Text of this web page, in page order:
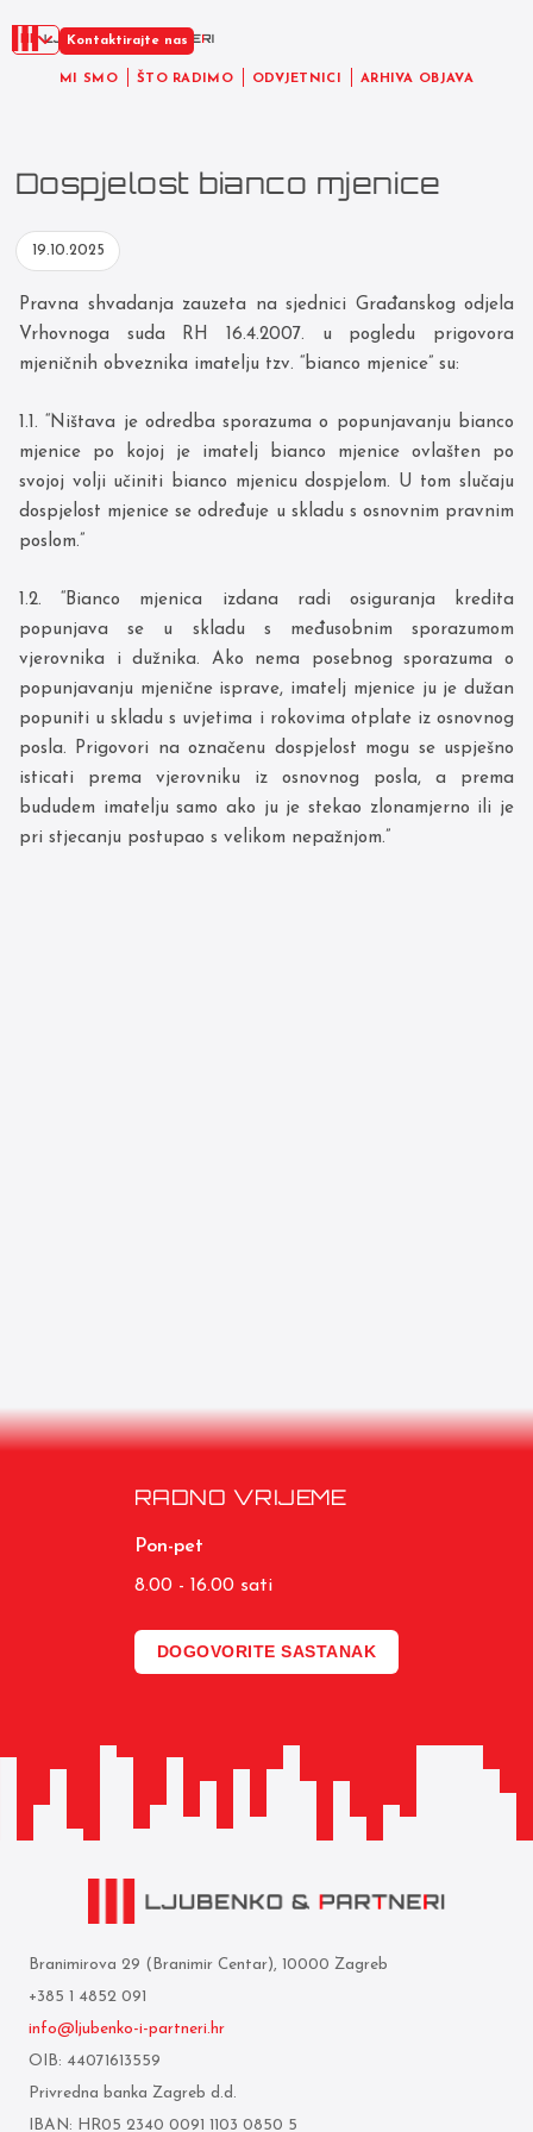
MI SMO ŠTO RADIMO ODVJETNICI ARHIVA OBJAVA
Kontaktirajte nas
Dospjelost bianco mjenice
19.10.2025
Pravna shvadanja zauzeta na sjednici Građanskog odjela
Vrhovnoga suda RH 16.4.2007. u pogledu prigovora
mjeničnih obveznika imatelju tzv. “bianco mjenice” su:
1.1. “Ništava je odredba sporazuma o popunjavanju bianco
mjenice po kojoj je imatelj bianco mjenice ovlašten po
svojoj volji učiniti bianco mjenicu dospjelom. U tom slučaju
dospjelost mjenice se određuje u skladu s osnovnim pravnim
poslom.”
1.2. “Bianco mjenica izdana radi osiguranja kredita
popunjava se u skladu s međusobnim sporazumom
vjerovnika i dužnika. Ako nema posebnog sporazuma o
popunjavanju mjenične isprave, imatelj mjenice ju je dužan
popuniti u skladu s uvjetima i rokovima otplate iz osnovnog
posla. Prigovori na označenu dospjelost mogu se uspješno
isticati prema vjerovniku iz osnovnog posla, a prema
bududem imatelju samo ako ju je stekao zlonamjerno ili je
pri stjecanju postupao s velikom nepažnjom.”
RADNO VRIJEME
Pon-pet
8.00 - 16.00 sati
DOGOVORITE SASTANAK
Branimirova 29 (Branimir Centar), 10000 Zagreb
+385 1 4852 091
info@ljubenko-i-partneri.hr
OIB: 44071613559
Privredna banka Zagreb d.d.
IBAN: HR05 2340 0091 1103 0850 5